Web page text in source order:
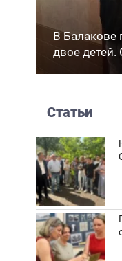
В Балакове
двое детей.
Статьи